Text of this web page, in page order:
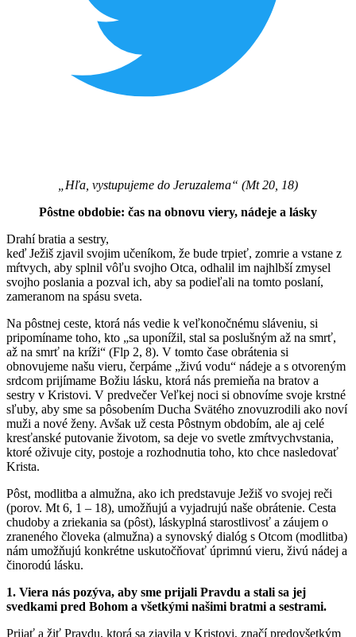
„Hľa, vystupujeme do Jeruzalema“ (Mt 20, 18)
Pôstne obdobie: čas na obnovu viery, nádeje a lásky
Drahí bratia a sestry,
keď Ježiš zjavil svojim učeníkom, že bude trpieť, zomrie a vstane z
mŕtvych, aby splnil vôľu svojho Otca, odhalil im najhlbší zmysel
svojho poslania a pozval ich, aby sa podieľali na tomto poslaní,
zameranom na spásu sveta.
Na pôstnej ceste, ktorá nás vedie k veľkonočnému sláveniu, si
pripomíname toho, kto „sa uponížil, stal sa poslušným až na smrť,
až na smrť na kríži“ (Flp 2, 8). V tomto čase obrátenia si
obnovujeme našu vieru, čerpáme „živú vodu“ nádeje a s otvoreným
srdcom prijímame Božiu lásku, ktorá nás premieňa na bratov a
sestry v Kristovi. V predvečer Veľkej noci si obnovíme svoje krstné
sľuby, aby sme sa pôsobením Ducha Svätého znovuzrodili ako noví
muži a nové ženy. Avšak už cesta Pôstnym obdobím, ale aj celé
kresťanské putovanie životom, sa deje vo svetle zmŕtvychvstania,
ktoré oživuje city, postoje a rozhodnutia toho, kto chce nasledovať
Krista.
Pôst, modlitba a almužna, ako ich predstavuje Ježiš vo svojej reči
(porov. Mt 6, 1 – 18), umožňujú a vyjadrujú naše obrátenie. Cesta
chudoby a zriekania sa (pôst), láskyplná starostlivosť a záujem o
zraneného človeka (almužna) a synovský dialóg s Otcom (modlitba)
nám umožňujú konkrétne uskutočňovať úprimnú vieru, živú nádej a
činorodú lásku.
1. Viera nás pozýva, aby sme prijali Pravdu a stali sa jej
svedkami pred Bohom a všetkými našimi bratmi a sestrami.
Prijať a žiť Pravdu, ktorá sa zjavila v Kristovi, značí predovšetkým